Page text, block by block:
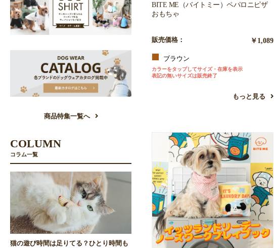
BITE ME（バイトミー）ペパロニピザ
おもちゃ
販売価格： ￥1,089
ブラウン
カラーをタップしてサイズ・在庫を表示
表記の無いサイズは販売終了
もっと見る
商品特集一覧へ
COLUMN
コラム一覧
猫の遊び時間は足りてる？ひとり時間も